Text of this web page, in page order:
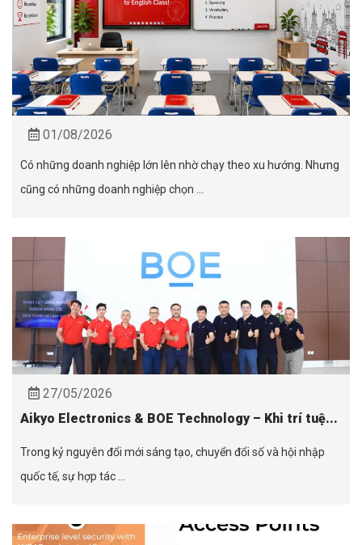
01/08/2026
Có những doanh nghiệp lớn lên nhờ chạy theo xu hướng. Nhưng
cũng có những doanh nghiệp chọn ...
27/05/2026
Aikyo Electronics & BOE Technology – Khi trí tuệ...
Trong kỷ nguyên đổi mới sáng tạo, chuyển đổi số và hội nhập
quốc tế, sự hợp tác ...